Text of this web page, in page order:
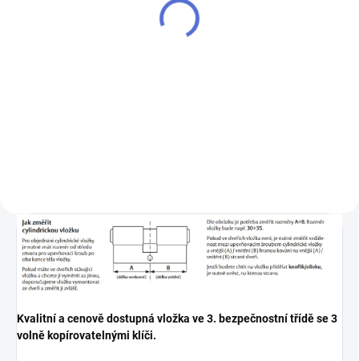
Kvalitní a cenově dostupná vložka ve 3. bezpečnostní třídě se 3
volně kopírovatelnými klíči.